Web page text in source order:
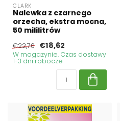
CLARK
Nalewka z czarnego
orzecha, ekstra mocna,
50 mililitrów
€22,76 €18,62
W magazynie. Czas dostawy
1-3 dni robocze